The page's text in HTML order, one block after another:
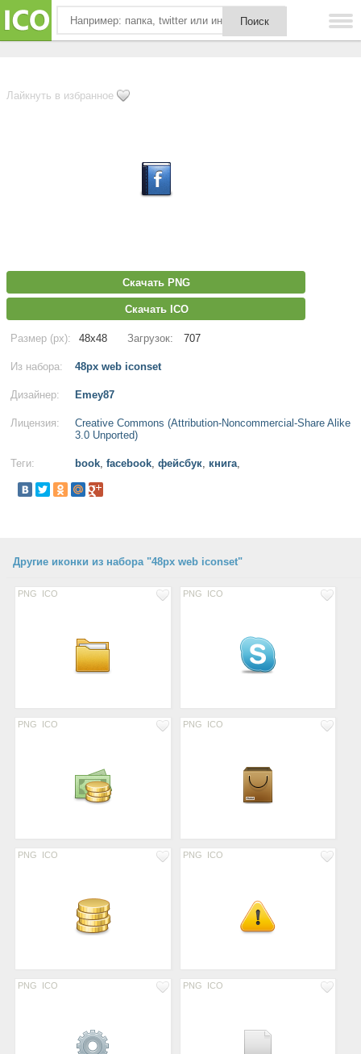
Лайкнуть в избранное
Скачать PNG
Скачать ICO
Размер (px): 48x48 Загрузок: 707
Из набора: 48px web iconset
Дизайнер: Emey87
Лицензия:
Creative Commons (Attribution-Noncommercial-Share Alike
3.0 Unported)
Теги: book, facebook, фейсбук, книга,
Другие иконки из набора "48px web iconset"
PNG ICO PNG ICO
PNG ICO PNG ICO
PNG ICO PNG ICO
PNG ICO PNG ICO